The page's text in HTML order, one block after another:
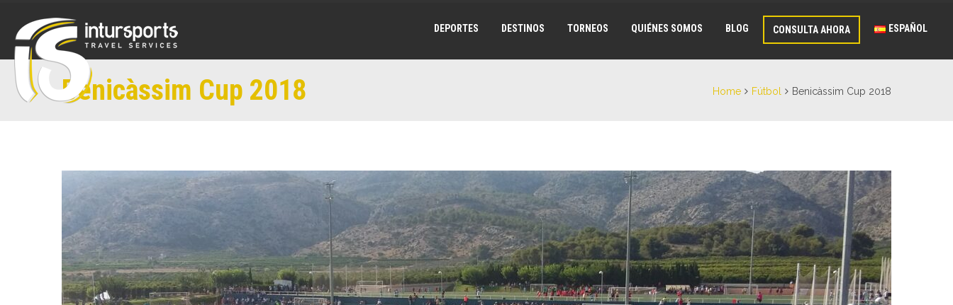
DEPORTES DESTINOS TORNEOS QUIÉNES SOMOS BLOG CONSULTA AHORA ESPAÑOL
Benicàssim Cup 2018 Home Fútbol Benicàssim Cup 2018